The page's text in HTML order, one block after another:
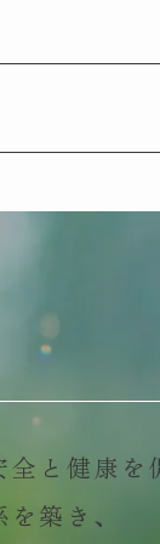
全と健康を
築き、